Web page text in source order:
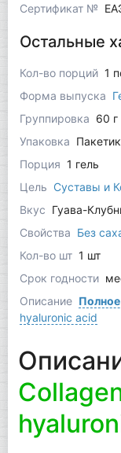
Сертификат №
Остальные
Кол-во порций 1
Форма выпуска
Группировка 60 г
Упаковка
Порция 1 гель
Цель Суставы и
Вкус Гуава-
Свойства Без
Кол-во шт 1 шт
Срок годности
Описание
hyaluronic acid